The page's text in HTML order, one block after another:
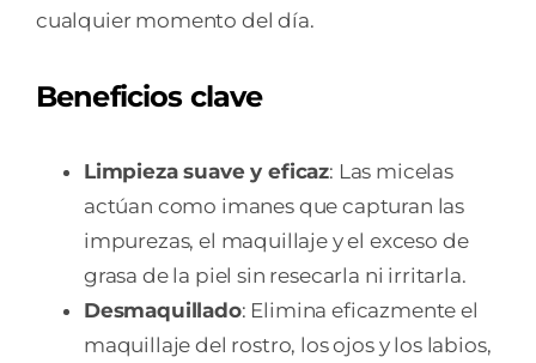
cualquier momento del día.
Beneficios clave
Limpieza suave y eficaz: Las micelas
actúan como imanes que capturan las
impurezas, el maquillaje y el exceso de
grasa de la piel sin resecarla ni irritarla.
Desmaquillado: Elimina eficazmente el
maquillaje del rostro, los ojos y los labios,